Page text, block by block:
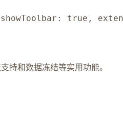
true,
持和数据冻结等实用功能。